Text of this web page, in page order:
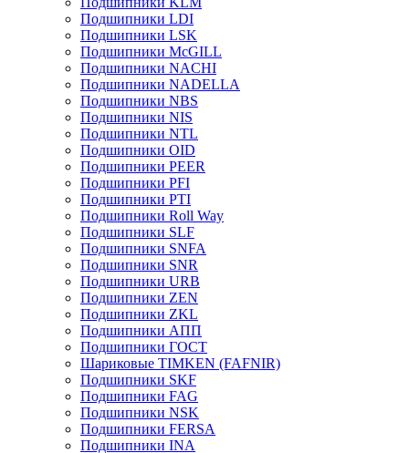
Подшипники LDI
Подшипники LSK
Подшипники McGILL
Подшипники NACHI
Подшипники NADELLA
Подшипники NBS
Подшипники NIS
Подшипники NTL
Подшипники OID
Подшипники PEER
Подшипники PFI
Подшипники PTI
Подшипники Roll Way
Подшипники SLF
Подшипники SNFA
Подшипники SNR
Подшипники URB
Подшипники ZEN
Подшипники ZKL
Подшипники АПП
Подшипники ГОСТ
Шариковые ТІMKEN (FAFNIR)
Подшипники SKF
Подшипники FAG
Подшипники NSK
Подшипники FERSA
Подшипники INA